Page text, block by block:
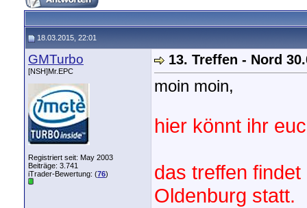
18.03.2015, 22:01
GMTurbo
[NSH]Mr.EPC
Registriert seit: May 2003
Beiträge: 3.741
iTrader-Bewertung: (76)
13. Treffen - Nord
moin moin,
hier könnt ihr
das treffen
Oldenburg statt.